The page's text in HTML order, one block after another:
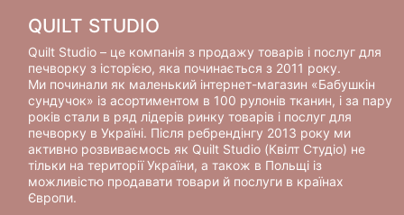
QUILT STUDIO
Quilt Studio – це компанія з продажу товарів і послуг для
печворку з історією, яка починається з 2011 року.
Ми починали як маленький інтернет-магазин «Бабушкін
сундучок» із асортиментом в 100 рулонів тканин, і за пару
років стали в ряд лідерів ринку товарів і послуг для
печворку в Україні. Після ребрендінгу 2013 року ми
активно розвиваємось як Quilt Studio (Квілт Студіо) не
тільки на території України, а також в Польщі із
можливістю продавати товари й послуги в країнах
Європи.